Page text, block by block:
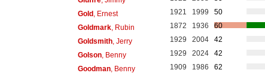
Gold, Ernest 1921 1999
50
Goldmark, Rubin 1872 1936
60
Goldsmith, Jerry 1929 2004
42
Golson, Benny 1929 2024
42
Goodman, Benny 1909 1986
62